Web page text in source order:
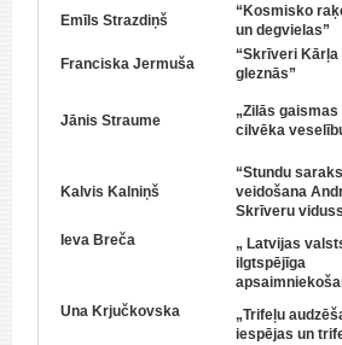
Emīls Strazdiņš
“Kosmisko
un degvielas”
Franciska Jermuša
“Skrīveri Kārļa
gleznās”
Jānis Straume
„Zilās
cilvēka
Kalvis Kalniņš
“Stundu
veidošana
Skrīveru
Ieva Breča
„ Latvijas
ilgtspējīga
Una Krjučkovska
„Trifeļu
iespējas un